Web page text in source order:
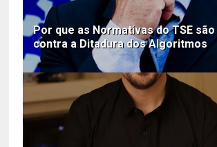
Por que as Normativas do TSE
contra a Ditadura dos Algoritmos